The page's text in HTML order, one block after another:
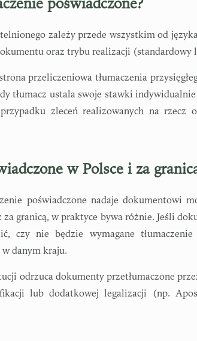
zależy przede wszystkim od
oraz trybu realizacji (standardowy
przeliczeniowa tłumaczenia
tłumacz ustala swoje stawki
zleceń realizowanych na
w Polsce i za
poświadczone nadaje dokumentowi
za granicą, w praktyce bywa różnie. Jeśli
czy nie będzie wymagane
danym kraju.
odrzuca dokumenty przetłumaczone
lub dodatkowej legalizacji (np.